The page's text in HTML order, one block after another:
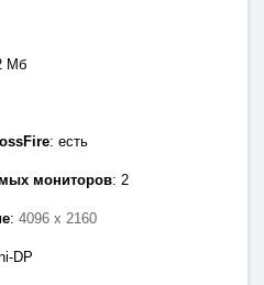
Мб
: есть
мониторов: 2
: 4096 x 2160
DP